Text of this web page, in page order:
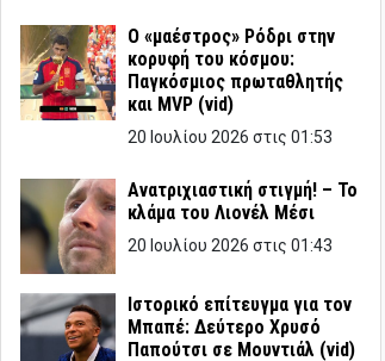
Ο «μαέστρος» Ρόδρι στην
κορυφή του κόσμου:
Παγκόσμιος πρωταθλητής
και MVP (vid)
20 Ιουλίου 2026 στις 01:53
Ανατριχιαστική στιγμή! – Το
κλάμα του Λιονέλ Μέσι
20 Ιουλίου 2026 στις 01:43
Ιστορικό επίτευγμα για τον
Μπαπέ: Δεύτερο Χρυσό
Παπούτσι σε Μουντιάλ (vid)